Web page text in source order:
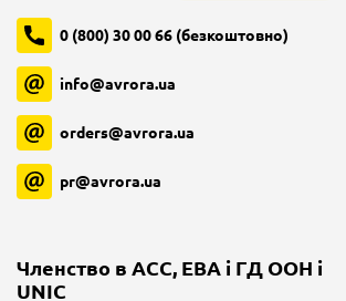
0 (800) 30 00 66 (безкоштовно)
info@avrora.ua
orders@avrora.ua
pr@avrora.ua
Членство в ACC, EBA і ГД ООН і
UNIC